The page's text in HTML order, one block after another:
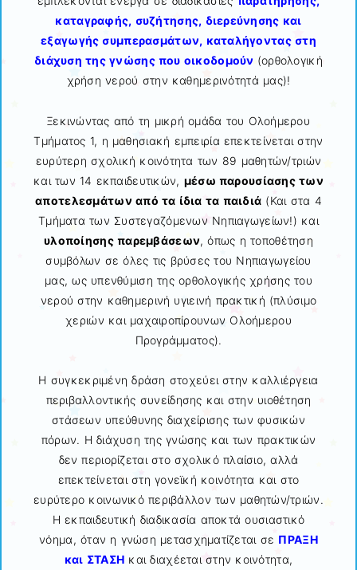
καταγραφής, συζήτησης, διερεύνησης και
εξαγωγής συμπερασμάτων, καταλήγοντας στη
διάχυση της γνώσης που οικοδομούν (ορθολογική
χρήση νερού στην καθημερινότητά μας)!
Ξεκινώντας από τη μικρή ομάδα του Ολοήμερου
Τμήματος 1, η μαθησιακή εμπειρία επεκτείνεται στην
ευρύτερη σχολική κοινότητα των 89 μαθητών/τριών
και των 14 εκπαιδευτικών, μέσω παρουσίασης των
αποτελεσμάτων από τα ίδια τα παιδιά (Και στα 4
Τμήματα των Συστεγαζόμενων Νηπιαγωγείων!) και
υλοποίησης παρεμβάσεων, όπως η τοποθέτηση
συμβόλων σε όλες τις βρύσες του Νηπιαγωγείου
μας, ως υπενθύμιση της ορθολογικής χρήσης του
νερού στην καθημερινή υγιεινή πρακτική (πλύσιμο
χεριών και μαχαιροπίρουνων Ολοήμερου
Προγράμματος).
Η συγκεκριμένη δράση στοχεύει στην καλλιέργεια
περιβαλλοντικής συνείδησης και στην υιοθέτηση
στάσεων υπεύθυνης διαχείρισης των φυσικών
πόρων. Η διάχυση της γνώσης και των πρακτικών
δεν περιορίζεται στο σχολικό πλαίσιο, αλλά
επεκτείνεται στη γονεϊκή κοινότητα και στο
ευρύτερο κοινωνικό περιβάλλον των μαθητών/τριών.
Η εκπαιδευτική διαδικασία αποκτά ουσιαστικό
νόημα, όταν η γνώση μετασχηματίζεται σε ΠΡΑΞΗ
και ΣΤΑΣΗ και διαχέεται στην κοινότητα,